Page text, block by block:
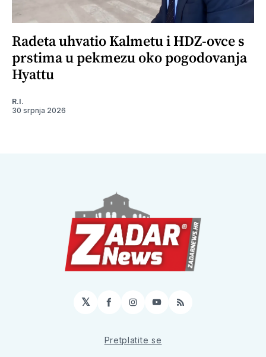
Radeta uhvatio Kalmetu i HDZ-ovce s
prstima u pekmezu oko pogodovanja
Hyattu
R.I.
30 srpnja 2026
𝕏 Facebook
Instagram
YouTube
RSS
Pretplatite se